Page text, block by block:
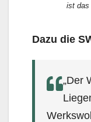
ist das
Dazu die
„Der